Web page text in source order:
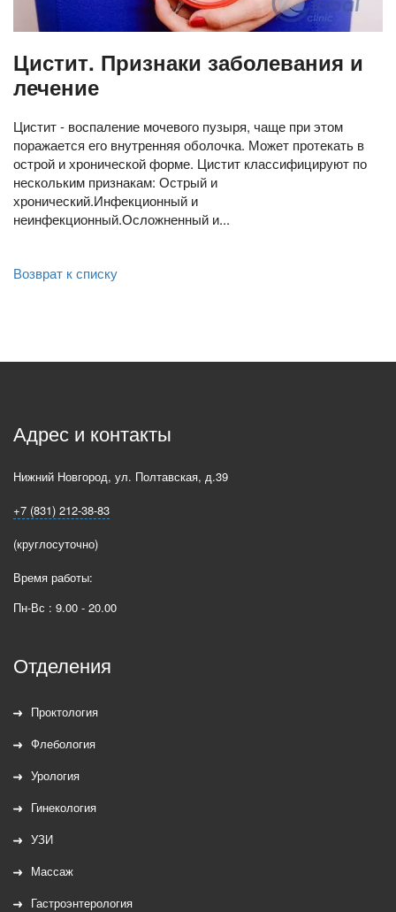
Цистит. Признаки заболевания и
лечение
Цистит - воспаление мочевого пузыря, чаще при этом
поражается его внутренняя оболочка. Может протекать в
острой и хронической форме. Цистит классифицируют по
нескольким признакам: Острый и
хронический.Инфекционный и
неинфекционный.Осложненный и...
Возврат к списку
Адрес и контакты
Нижний Новгород, ул. Полтавская, д.39
+7 (831) 212-38-83
(круглосуточно)
Время работы:
Пн-Вс : 9.00 - 20.00
Отделения
Проктология
Флебология
Урология
Гинекология
УЗИ
Массаж
Гастроэнтерология